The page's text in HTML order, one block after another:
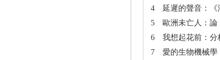
4 延遲的聲音：《
5 歐洲未亡人：論
6 我想起花前：分
7 愛的生物機械學